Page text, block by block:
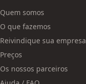
Quem somos
O que fazemos
Reivindique sua empresa
Preços
Os nossos parceiros